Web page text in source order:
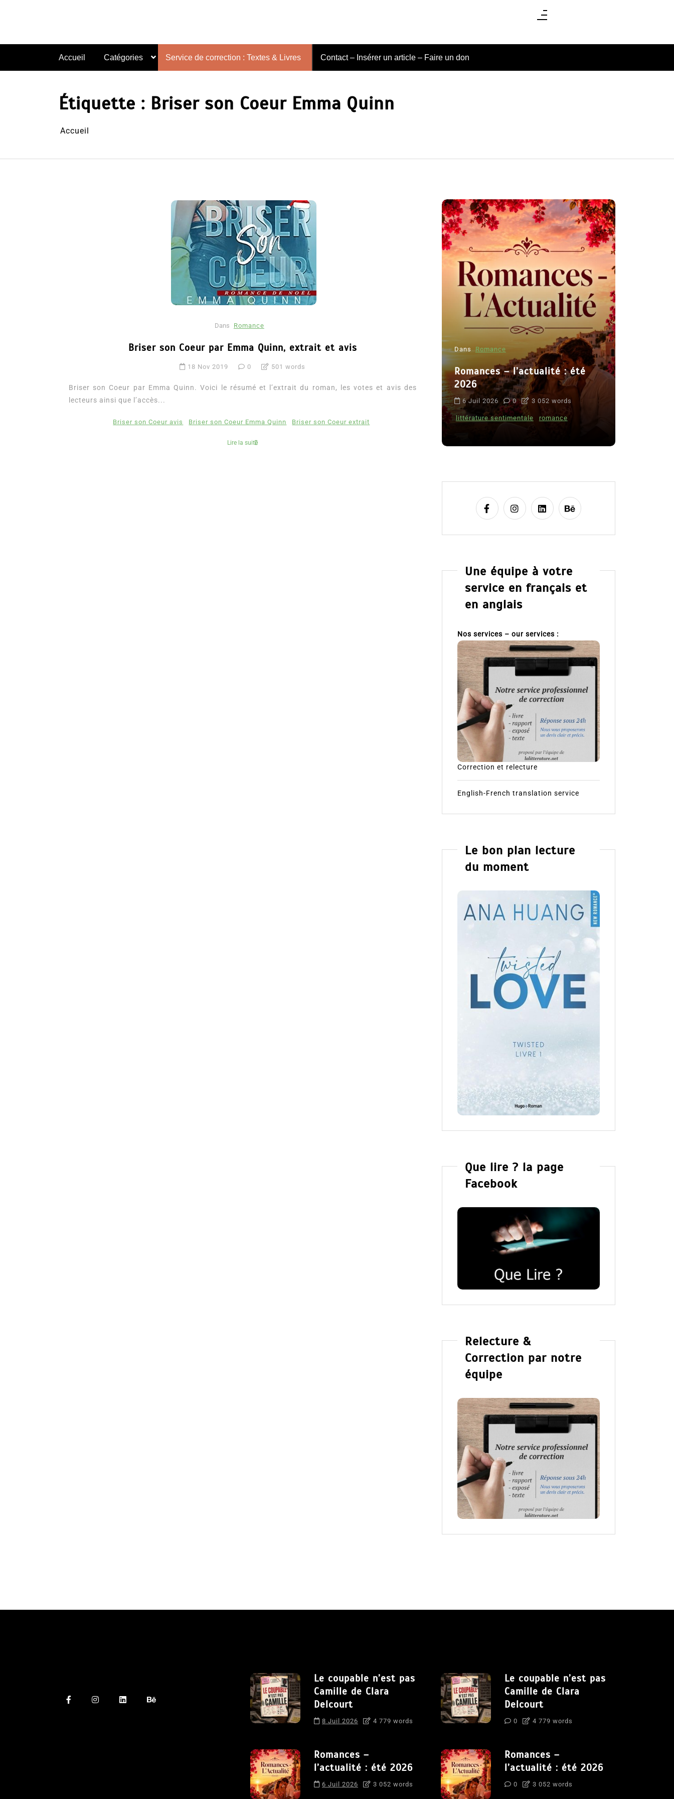
Accueil Catégories Service de correction : Textes & Livres Contact – Insérer un article – Faire un don
Étiquette : Briser son Coeur Emma Quinn
Accueil
Dans Romance
Briser son Coeur par Emma Quinn, extrait et avis
18 Nov 2019 0 501 words
Briser son Coeur par Emma Quinn. Voici le résumé et l’extrait du roman, les votes et avis des
lecteurs ainsi que l’accès...
Briser son Coeur avis Briser son Coeur Emma Quinn Briser son Coeur extrait
Lire la suite
Romance
Romances – l’actualité : été
2026
6 Juil 2026 0
littérature sentimentale romance
8 Juil 2026 0 4 779 words
Dans Romance
Romances – l’actualité : été
2026
6 Juil 2026 0 3 052 words
littérature sentimentale romance
Une équipe à votre
service en français et
en anglais
Nos services – our services :
Correction et relecture
English-French translation service
Le bon plan lecture
du moment
Que lire ? la page
Facebook
Relecture &
Correction par notre
équipe
Le coupable n’est pas
Camille de Clara
Delcourt
8 Juil 2026 4 779 words
Romances –
l’actualité : été 2026
6 Juil 2026 3 052 words
Le coupable n’est pas
Camille de Clara
Delcourt
0 4 779 words
Romances –
l’actualité : été 2026
0 3 052 words